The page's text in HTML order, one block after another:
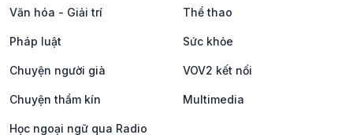
Văn hóa - Giải trí Thể thao
Pháp luật Sức khỏe
Chuyện người già VOV2 kết nối
Chuyện thầm kín Multimedia
Học ngoại ngữ qua Radio